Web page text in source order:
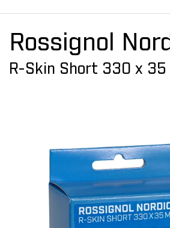
Rossignol
R-Skin Short 330 x 35